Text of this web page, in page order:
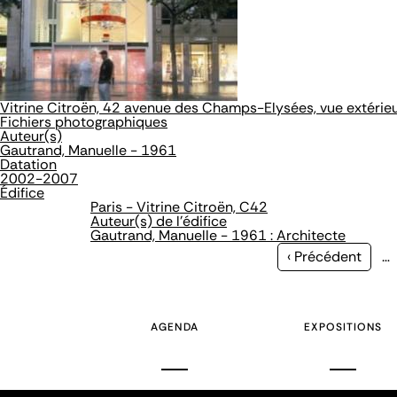
Vitrine Citroën, 42 avenue des Champs-Elysées, vue
Fichiers photographiques
Auteur(s)
Gautrand, Manuelle - 1961
Datation
2002-2007
Édifice
Paris - Vitrine Citroën, C42
Auteur(s) de l'édifice
Gautrand, Manuelle - 1961 : Architecte
Page
‹ Précédent …
AGENDA EXPOSITIONS